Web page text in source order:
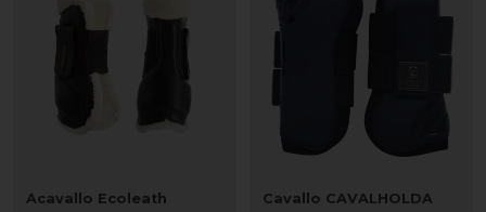
Acavallo Ecoleath
Cavallo CAVALHOLDA